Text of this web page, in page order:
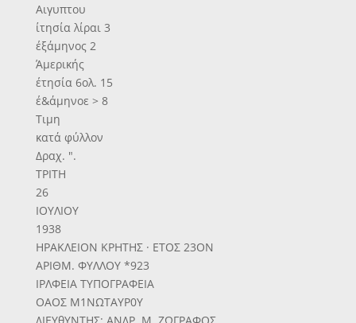
Αιγυπτου
ίτησία λίραι 3
έξάμηνος 2
Άμερικής
έτησία 6ολ. 15
έ&άμηνοε > 8
Τιμη
κατά φύλλον
Δραχ. ".
ΤΡΙΤΗ
26
ΙΟΥΛΙΟΥ
1938
ΗΡΑΚΛΕΙΟΝ ΚΡΗΤΗΣ · ΕΤΟΣ 23ΟΝ
ΑΡΙΘΜ. ΦΥΛΛΟΥ *923
ΙΡΛΦΕΙΑ ΤΥΠΟΓΡΑΦΕΙΑ
ΟΑΟΣ Μ1ΝΩΤΑΥΡ0Υ